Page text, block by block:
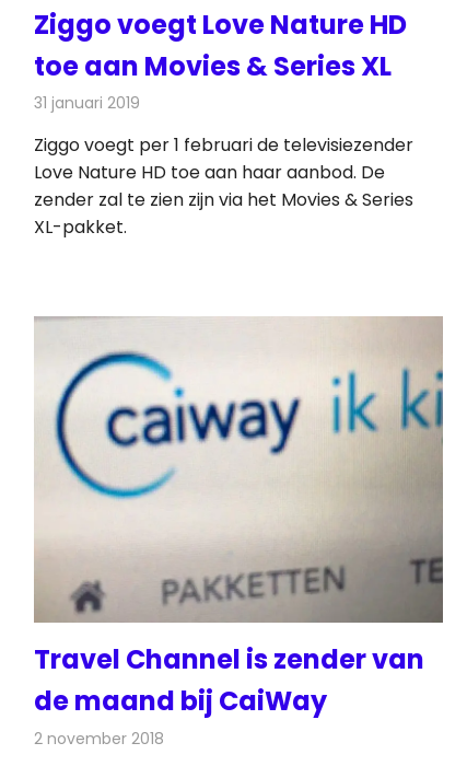
Ziggo voegt Love Nature HD
toe aan Movies & Series XL
31 januari 2019
Ziggo voegt per 1 februari de televisiezender
Love Nature HD toe aan haar aanbod. De
zender zal te zien zijn via het Movies & Series
XL-pakket.
Travel Channel is zender van
de maand bij CaiWay
2 november 2018